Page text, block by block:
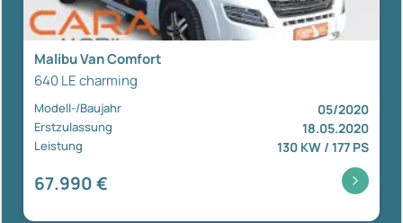
Malibu Van Comfort
640 LE charming
Modell-/Baujahr 05/2020
Erstzulassung 18.05.2020
Leistung 130 KW / 177 PS
67.990 €